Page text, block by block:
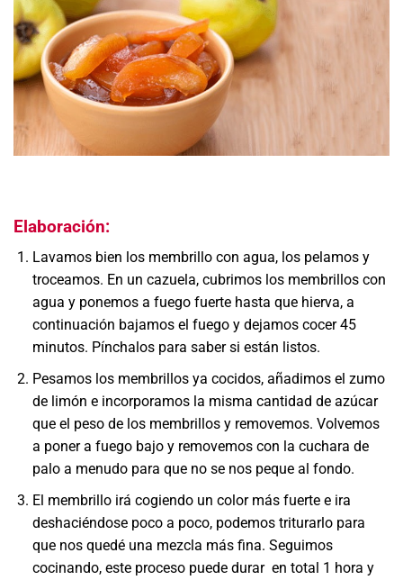
Elaboración:
Lavamos bien los membrillo con agua, los pelamos y
troceamos. En un cazuela, cubrimos los membrillos con
agua y ponemos a fuego fuerte hasta que hierva, a
continuación bajamos el fuego y dejamos cocer 45
minutos. Pínchalos para saber si están listos.
Pesamos los membrillos ya cocidos, añadimos el zumo
de limón e incorporamos la misma cantidad de azúcar
que el peso de los membrillos y removemos. Volvemos
a poner a fuego bajo y removemos con la cuchara de
palo a menudo para que no se nos peque al fondo.
El membrillo irá cogiendo un color más fuerte e ira
deshaciéndose poco a poco, podemos triturarlo para
que nos quedé una mezcla más fina. Seguimos
cocinando, este proceso puede durar en total 1 hora y